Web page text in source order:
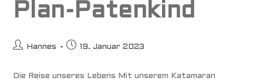
Plan-Patenkind
Beitrags-
Hannes
Beitrag
19. Januar 2023
Die Reise unseres Lebens Mit unserem Katamaran